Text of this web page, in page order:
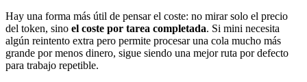
Hay una forma más útil de pensar el coste: no mirar solo el precio
del token, sino el coste por tarea completada. Si mini necesita
algún reintento extra pero permite procesar una cola mucho más
grande por menos dinero, sigue siendo una mejor ruta por defecto
para trabajo repetible.